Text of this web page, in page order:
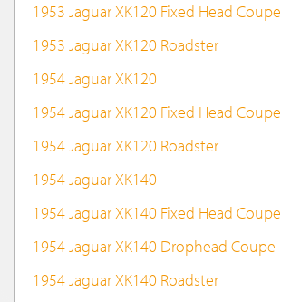
1953 Jaguar XK120 Fixed Head Coupe
1953 Jaguar XK120 Roadster
1954 Jaguar XK120
1954 Jaguar XK120 Fixed Head Coupe
1954 Jaguar XK120 Roadster
1954 Jaguar XK140
1954 Jaguar XK140 Fixed Head Coupe
1954 Jaguar XK140 Drophead Coupe
1954 Jaguar XK140 Roadster